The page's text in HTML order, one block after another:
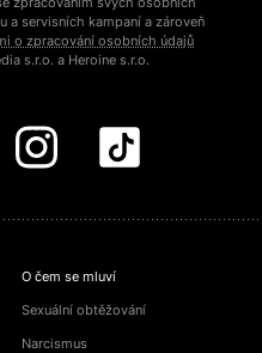
a servisních kampaní a zároveň
o zpracování osobních údajů
s.r.o. a Heroine s.r.o.
O čem se mluví
Sexuální obtěžování
Narcismus